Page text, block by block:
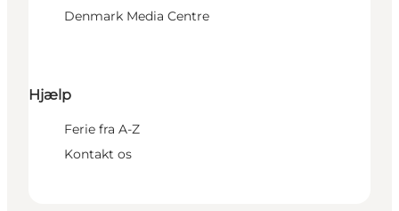
Denmark Media Centre
Hjælp
Ferie fra A-Z
Kontakt os